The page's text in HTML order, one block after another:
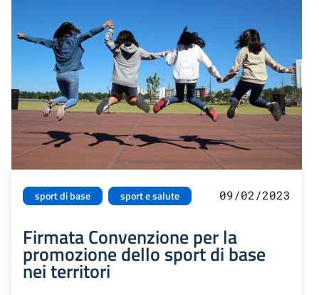
sport di base sport e salute 09/02/2023
Firmata Convenzione per la
promozione dello sport di base
nei territori